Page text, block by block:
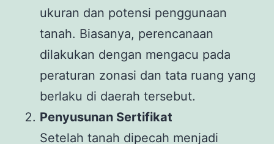
ukuran dan potensi penggunaan
tanah. Biasanya, perencanaan
dilakukan dengan mengacu pada
peraturan zonasi dan tata ruang yang
berlaku di daerah tersebut.
Penyusunan Sertifikat
Setelah tanah dipecah menjadi